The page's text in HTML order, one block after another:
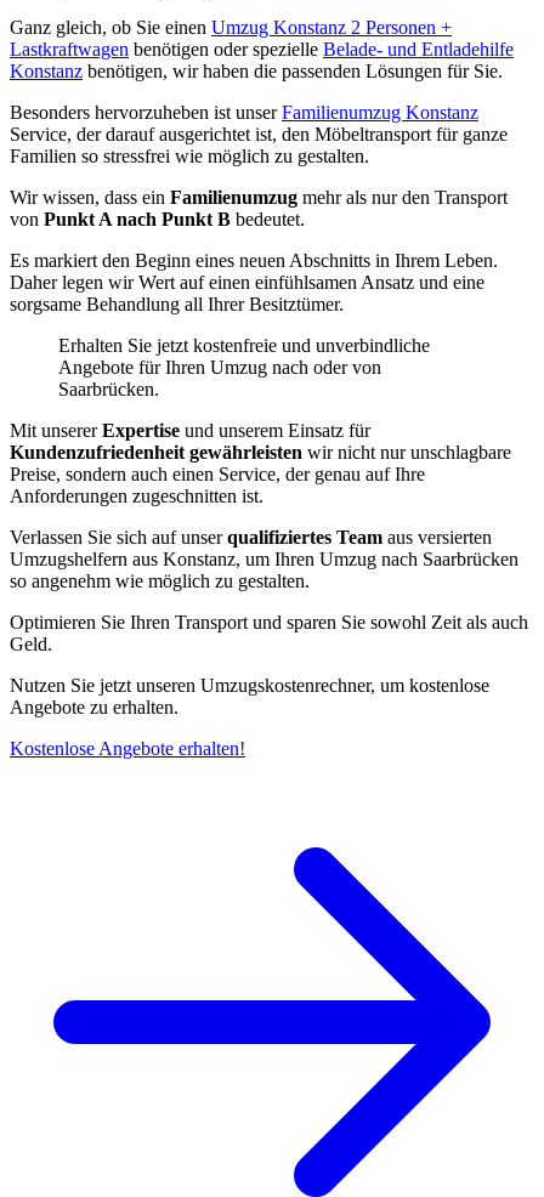
Ganz gleich, ob Sie einen Umzug Konstanz 2 Personen +
Lastkraftwagen benötigen oder spezielle Belade- und Entladehilfe
Konstanz benötigen, wir haben die passenden Lösungen für Sie.
Besonders hervorzuheben ist unserFamilienumzug Konstanz
Service, der darauf ausgerichtet ist, den Möbeltransport für ganze
Familien so stressfrei wie möglich zu gestalten.
Wir wissen, dass ein Familienumzug mehr als nur den Transport
von Punkt A nach Punkt B bedeutet.
Es markiert den Beginn eines neuen Abschnitts in Ihrem Leben.
Daher legen wir Wert auf einen einfühlsamen Ansatz und eine
sorgsame Behandlung all Ihrer Besitztümer.
Erhalten Sie jetzt kostenfreie und unverbindliche
Angebote für Ihren Umzug nach oder von
Saarbrücken.
Mit unsererExpertise und unserem Einsatz für
Kundenzufriedenheit gewährleisten wir nicht nur unschlagbare
Preise, sondern auch einen Service, der genau auf Ihre
Anforderungen zugeschnitten ist.
Verlassen Sie sich auf unserqualifiziertes Team aus versierten
Umzugshelfern aus Konstanz, um Ihren Umzug nach Saarbrücken
so angenehm wie möglich zu gestalten.
Optimieren Sie Ihren Transport und sparen Sie sowohl Zeit als auch
Geld.
Nutzen Sie jetzt unseren Umzugskostenrechner, um kostenlose
Angebote zu erhalten.
Kostenlose Angebote erhalten!